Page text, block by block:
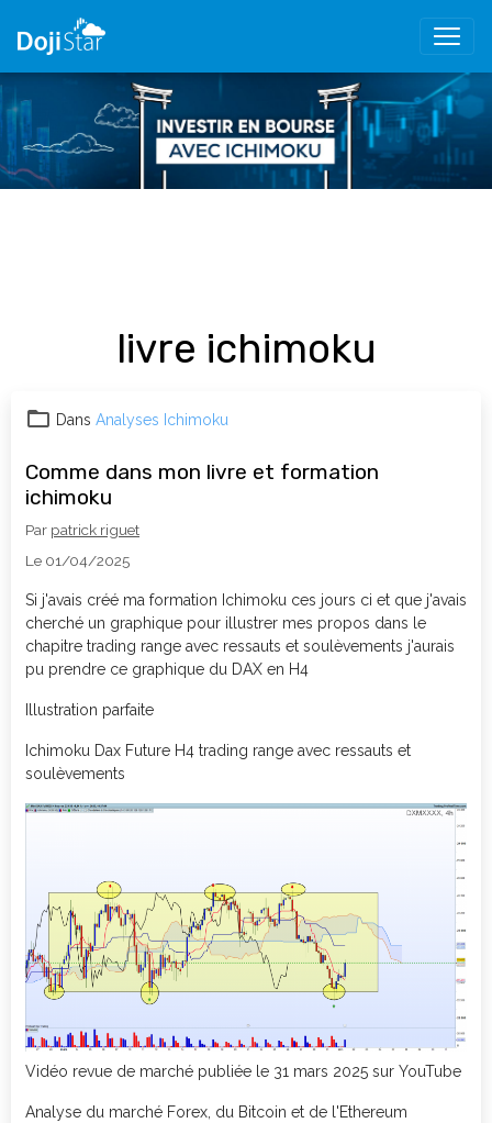
livre ichimoku
Dans Analyses Ichimoku
Comme dans mon livre et formation
ichimoku
Par patrick riguet
Le 01/04/2025
Si j'avais créé ma formation Ichimoku ces jours ci et que j'avais
cherché un graphique pour illustrer mes propos dans le
chapitre trading range avec ressauts et soulèvements j'aurais
pu prendre ce graphique du DAX en H4
Illustration parfaite
Ichimoku Dax Future H4 trading range avec ressauts et
soulèvements
Vidéo revue de marché publiée le 31 mars 2025 sur YouTube
Analyse du marché Forex, du Bitcoin et de l'Ethereum